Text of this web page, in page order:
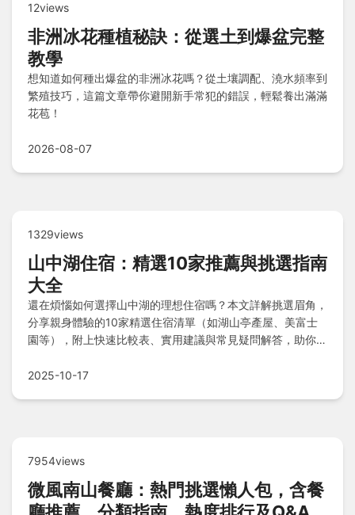
12views
非洲冰花種植秘訣：從選土到爆盆完整
教學
想知道如何種出爆盆的非洲冰花嗎？從土壤調配、澆水頻率到
繁殖技巧，這篇文章帶你避開新手常犯的錯誤，輕鬆養出滿滿
花苞！
2026-08-07
1329views
山中湖住宿：精選10家推薦與挑選指南
大全
還在煩惱如何選擇山中湖的理想住宿嗎？本文詳解挑選眉角，
分享親身體驗的10家精選住宿清單（如湖山亭產屋、美富士
園等），附上快速比較表、實用建議與常見疑問解答，助你輕
2025-10-17
7954views
微風南山餐廳：熱門挑選懶人包，含餐